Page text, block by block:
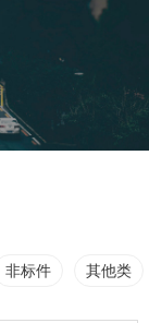
非标件 其他类